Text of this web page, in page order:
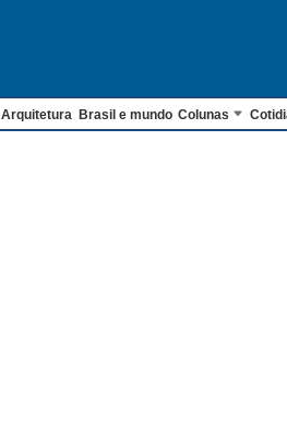
Arquitetura Brasil e mundo Colunas